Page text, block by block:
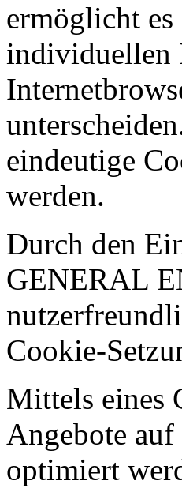
ermöglicht es
individuellen
eindeutige
werden.
Durch den
GENERAL
Cookie-
Mittels eines
Angebote auf
optimiert